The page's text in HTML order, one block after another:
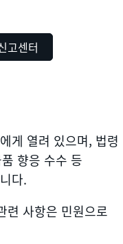
고센터
게 열려 있으며, 법령
향응 수수 등
다.
련 사항은 민원으로